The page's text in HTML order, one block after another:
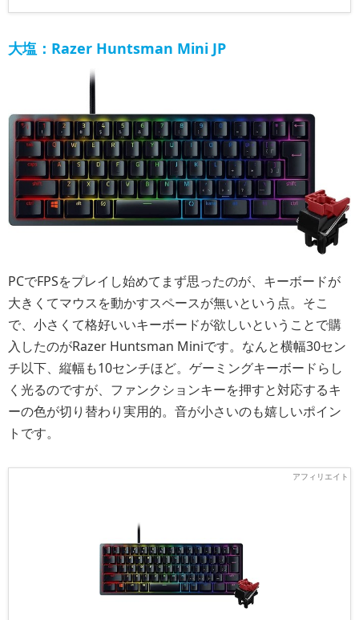
大塩：Razer Huntsman Mini JP
PCでFPSをプレイし始めてまず思ったのが、キーボードが
大きくてマウスを動かすスペースが無いという点。そこ
で、小さくて格好いいキーボードが欲しいということで購
入したのがRazer Huntsman Miniです。なんと横幅30セン
チ以下、縦幅も10センチほど。ゲーミングキーボードらし
く光るのですが、ファンクションキーを押すと対応するキ
ーの色が切り替わり実用的。音が小さいのも嬉しいポイン
トです。